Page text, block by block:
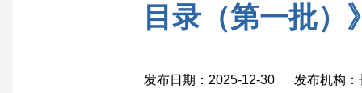
目录（第一批）
发布日期：2025-12-30 发布机构：